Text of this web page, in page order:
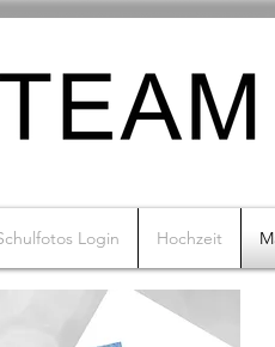
Login Hochzeit